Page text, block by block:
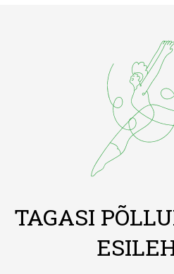
TAGASI